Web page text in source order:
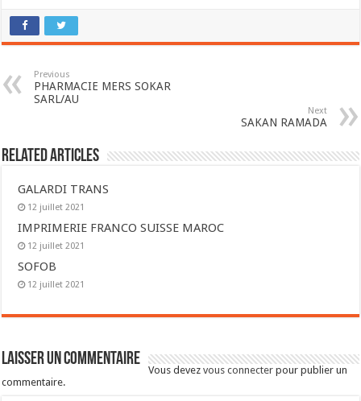
Previous
PHARMACIE MERS SOKAR
SARL/AU
Next
SAKAN RAMADA
Related Articles
GALARDI TRANS
12 juillet 2021
IMPRIMERIE FRANCO SUISSE MAROC
12 juillet 2021
SOFOB
12 juillet 2021
Laisser un commentaire
Vous devezvous connecter pour publier un
commentaire.